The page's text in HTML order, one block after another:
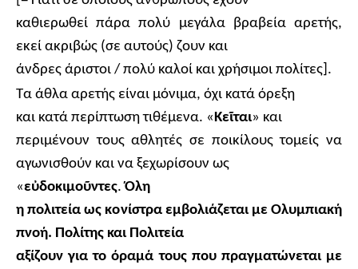
καθιερωθεί πάρα πολύ μεγάλα βραβεία αρετής,
εκεί ακριβώς (σε αυτούς) ζουν και
άνδρες άριστοι / πολύ καλοί και χρήσιμοι πολίτες].
Τα άθλα αρετής είναι μόνιμα, όχι κατά όρεξη
και κατά περίπτωση τιθέμενα. «Κεῖται» και
περιμένουν τους αθλητές σε ποικίλους τομείς να
αγωνισθούν και να ξεχωρίσουν ως
«εὐδοκιμοῦντες.Όλη
η πολιτεία ως κονίστρα εμβολιάζεται με Ολυμπιακή
πνοή. Πολίτης και Πολιτεία
αξίζουν για το όραμά τους που πραγματώνεται με